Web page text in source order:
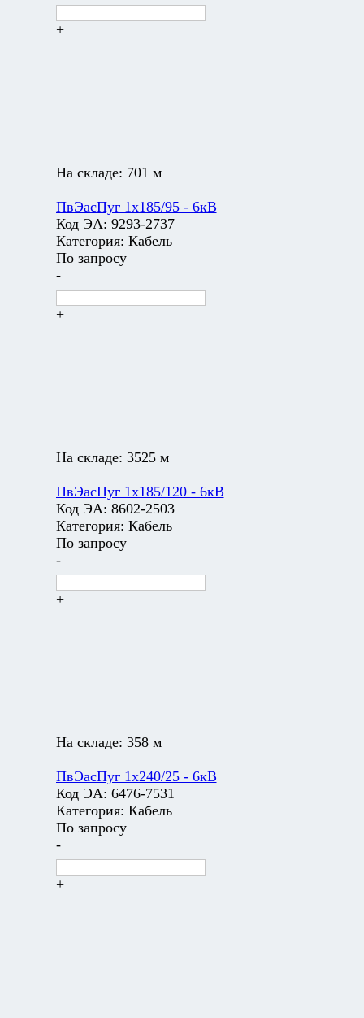
+
На складе: 701 м
ПвЭасПуг 1х185/95 - 6кВ
Код ЭА: 9293-2737
Категория: Кабель
По запросу
-
+
На складе: 3525 м
ПвЭасПуг 1х185/120 - 6кВ
Код ЭА: 8602-2503
Категория: Кабель
По запросу
-
+
На складе: 358 м
ПвЭасПуг 1х240/25 - 6кВ
Код ЭА: 6476-7531
Категория: Кабель
По запросу
-
+